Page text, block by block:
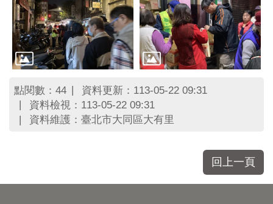
北
市
鄰
長
名
冊
點閱數： 44
資料更新：113-05-22 09:31
資料檢視：113-05-22 09:31
資料維護：臺北市大同區大有里
回上一頁